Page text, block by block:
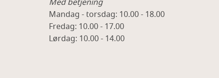
Med betjening
Mandag - torsdag: 10.00 - 18.00
Fredag: 10.00 - 17.00
Lørdag: 10.00 - 14.00